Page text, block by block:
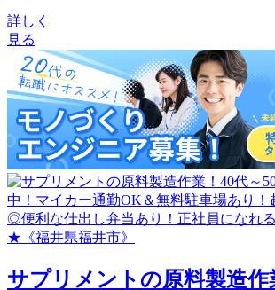
詳しく
見る
サプリメントの原料製造作